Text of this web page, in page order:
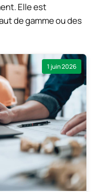
Elle est
de gamme ou des
1 juin 2026